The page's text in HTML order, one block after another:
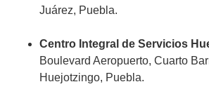
Juárez, Puebla.
Centro Integral de Servicios
Boulevard Aeropuerto, Cuarto
Huejotzingo, Puebla.